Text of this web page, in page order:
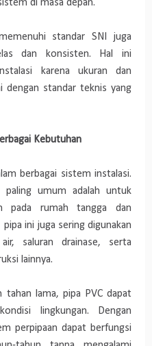
di masa depan.
standar SNI juga
dan konsisten. Hal ini
karena ukuran dan
dengan standar teknis yang
Kebutuhan
berbagai sistem instalasi.
paling umum adalah untuk
pada rumah tangga dan
ini juga sering digunakan
saluran drainase, serta
lainnya.
tahan lama, pipa PVC dapat
lingkungan. Dengan
perpipaan dapat berfungsi